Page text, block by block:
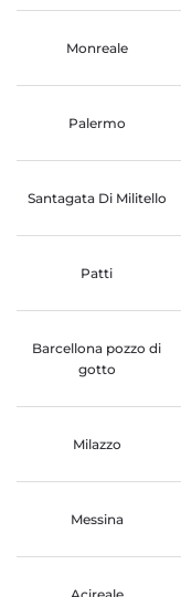
Monreale
Palermo
Santagata Di Militello
Patti
Barcellona pozzo di
gotto
Milazzo
Messina